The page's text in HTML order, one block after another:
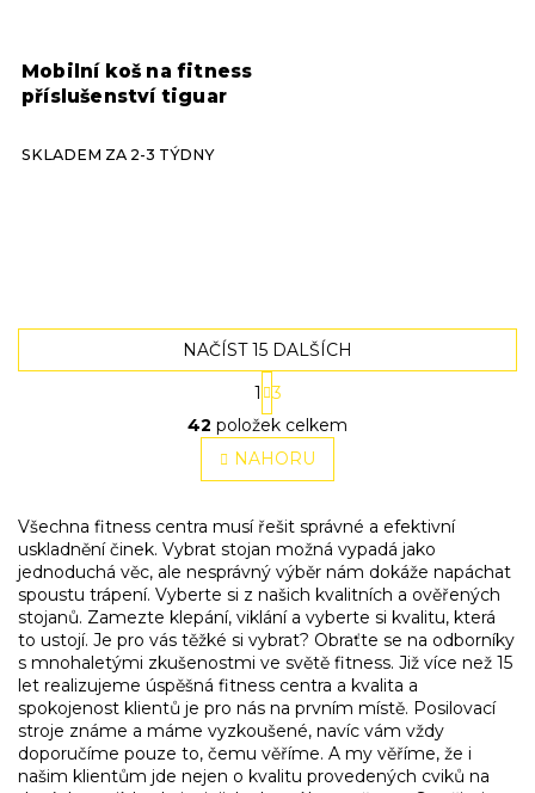
Mobilní koš na fitness
příslušenství tiguar
SKLADEM ZA 2-3 TÝDNY
O
v
l
á
a
c
í
p
r
v
k
y
v
ý
p
i
NAČÍST 15 DALŠÍCH
S
t
r
á
n
k
v
á
n
í
1
3
42 položek celkem
NAHORU
Všechna fitness centra musí řešit správné a efektivní
uskladnění činek. Vybrat stojan možná vypadá jako
jednoduchá věc, ale nesprávný výběr nám dokáže napáchat
spoustu trápení. Vyberte si z našich kvalitních a ověřených
stojanů. Zamezte klepání, viklání a vyberte si kvalitu, která
to ustojí. Je pro vás těžké si vybrat? Obraťte se na odborníky
s mnohaletými zkušenostmi ve světě fitness. Již více než 15
let realizujeme úspěšná fitness centra a kvalita a
spokojenost klientů je pro nás na prvním místě. Posilovací
stroje známe a máme vyzkoušené, navíc vám vždy
doporučíme pouze to, čemu věříme. A my věříme, že i
našim klientům jde nejen o kvalitu provedených cviků na